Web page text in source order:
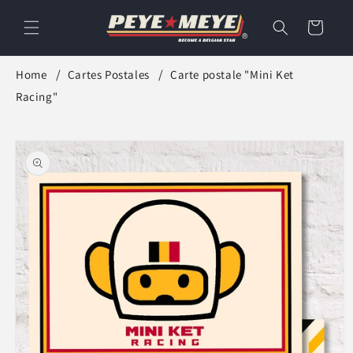
passer
au
Panier
Home Cartes Postales
Carte postale "Mini Ket
Racing"
Passer aux
informations
produits